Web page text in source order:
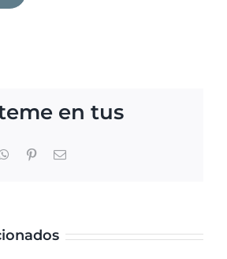
en tus
WhatsApp
PinterestCorreo